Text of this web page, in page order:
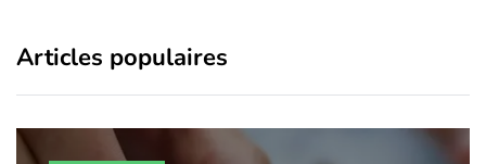
Articles populaires